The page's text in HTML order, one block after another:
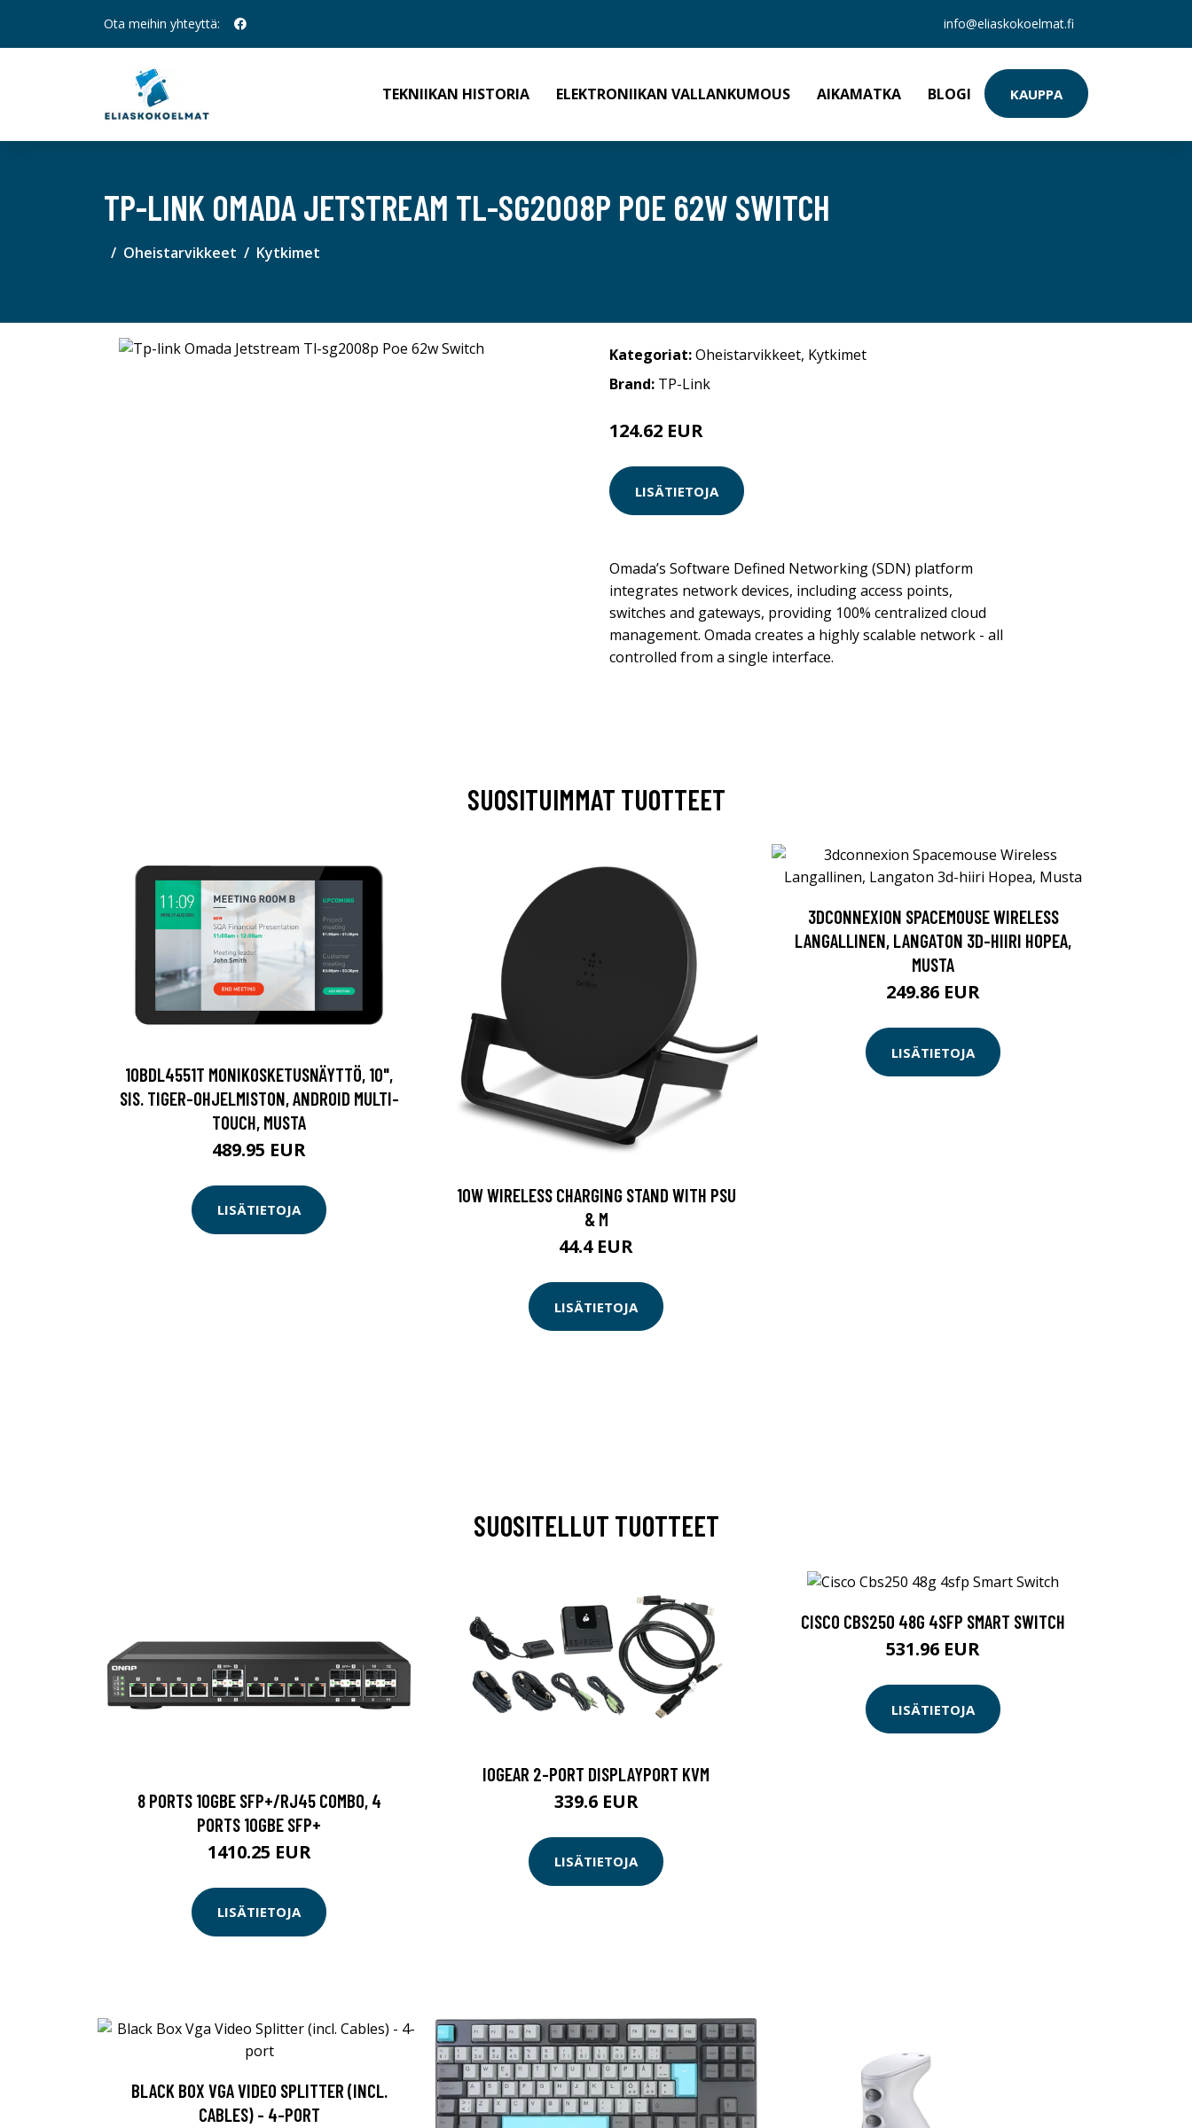
Ota meihin yhteyttä: info@eliaskokoelmat.fi
TEKNIIKAN HISTORIA ELEKTRONIIKAN VALLANKUMOUS AIKAMATKA BLOGI KAUPPA
TP-LINK OMADA JETSTREAM TL-SG2008P POE 62W SWITCH
Oheistarvikkeet Kytkimet
Kategoriat:Oheistarvikkeet, Kytkimet
Brand: TP-Link
124.62 EUR
LISÄTIETOJA
Omada’s Software Defined Networking (SDN) platform
integrates network devices, including access points,
switches and gateways, providing 100% centralized cloud
management. Omada creates a highly scalable network - all
controlled from a single interface.
SUOSITUIMMAT TUOTTEET
10BDL4551T MONIKOSKETUSNÄYTTÖ, 10",
SIS. TIGER-OHJELMISTON, ANDROID MULTI-
TOUCH, MUSTA
489.95 EUR
LISÄTIETOJA
10W WIRELESS CHARGING STAND WITH PSU
& M
44.4 EUR
LISÄTIETOJA
3DCONNEXION SPACEMOUSE WIRELESS
LANGALLINEN, LANGATON 3D-HIIRI HOPEA,
MUSTA
249.86 EUR
LISÄTIETOJA
SUOSITELLUT TUOTTEET
8 PORTS 10GBE SFP+/RJ45 COMBO, 4
PORTS 10GBE SFP+
1410.25 EUR
LISÄTIETOJA
IOGEAR 2-PORT DISPLAYPORT KVM
339.6 EUR
LISÄTIETOJA
CISCO CBS250 48G 4SFP SMART SWITCH
531.96 EUR
LISÄTIETOJA
BLACK BOX VGA VIDEO SPLITTER (INCL.
CABLES) - 4-PORT